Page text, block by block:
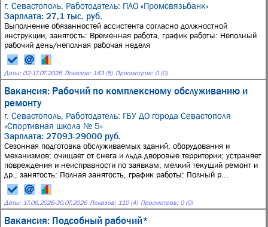
г. Севастополь, Работодатель: ПАО «Промсвязьбанк»
Зарплата: 27,1 тыс. руб.
Выполнение обязанностей ассистента согласно должностной
инструкции, занятость: Временная работа, график работы: Неполный
рабочий день/неполная рабочая неделя
Даты: 02-17.07.2026 Показов: 143 (5) Просмотров: 0 (0)
Вакансия: Рабочий по комплексному обслуживанию и
ремонту
г. Севастополь, Работодатель: ГБУ ДО города Севастополя
«Спортивная школа № 5»
Зарплата: 27093-29000 руб.
Сезонная подготовка обслуживаемых зданий, оборудования и
механизмов; очищает от снега и льда дворовые территории; устраняет
повреждения и неисправности по заявкам; мелкий текущий ремонт и
др., занятость: Полная занятость, график работы: Полный р...
Даты: 17.06.2026-30.07.2026 Показов: 110 (4) Просмотров: 0 (0)
Вакансия: Подсобный рабочий*